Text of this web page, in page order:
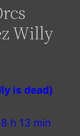
Willy
is dead)
h 13 min